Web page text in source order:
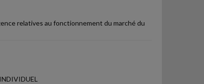
relatives au fonctionnement du marché du